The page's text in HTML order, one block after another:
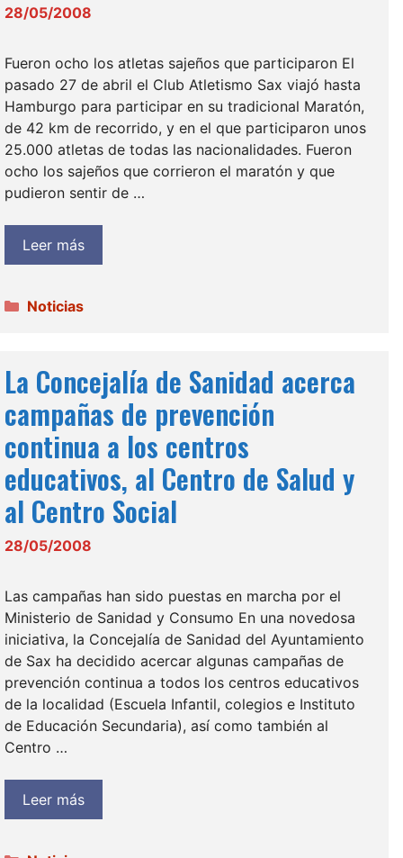
28/05/2008
Fueron ocho los atletas sajeños que participaron El
pasado 27 de abril el Club Atletismo Sax viajó hasta
Hamburgo para participar en su tradicional Maratón,
de 42 km de recorrido, y en el que participaron unos
25.000 atletas de todas las nacionalidades. Fueron
ocho los sajeños que corrieron el maratón y que
pudieron sentir de …
Leer más
Categorías
Noticias
La Concejalía de Sanidad acerca
campañas de prevención
continua a los centros
educativos, al Centro de Salud y
al Centro Social
28/05/2008
Las campañas han sido puestas en marcha por el
Ministerio de Sanidad y Consumo En una novedosa
iniciativa, la Concejalía de Sanidad del Ayuntamiento
de Sax ha decidido acercar algunas campañas de
prevención continua a todos los centros educativos
de la localidad (Escuela Infantil, colegios e Instituto
de Educación Secundaria), así como también al
Centro …
Leer más